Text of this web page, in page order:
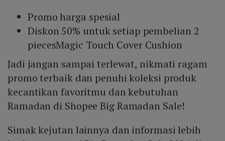
Promo harga spesial
Diskon 50% untuk setiap pembelian 2
piecesMagic Touch Cover Cushion
Jadi jangan sampai terlewat, nikmati ragam
promo terbaik dan penuhi koleksi produk
kecantikan favoritmu dan kebutuhan
Ramadan di Shopee Big Ramadan Sale!
Simak kejutan lainnya dan informasi lebih